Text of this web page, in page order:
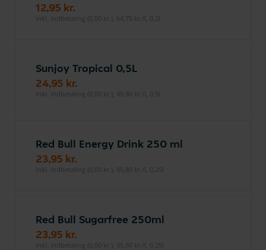
12,95 kr.
inkl. indbetaling (0,00 kr.), 64,75 kr./l, 0,2l
Sunjoy Tropical 0,5L
24,95 kr.
inkl. indbetaling (0,00 kr.), 49,90 kr./l, 0,5l
Red Bull Energy Drink 250 ml
23,95 kr.
inkl. indbetaling (0,00 kr.), 95,80 kr./l, 0,25l
Red Bull Sugarfree 250ml
23,95 kr.
inkl. indbetaling (0,00 kr.), 95,80 kr./l, 0,25l